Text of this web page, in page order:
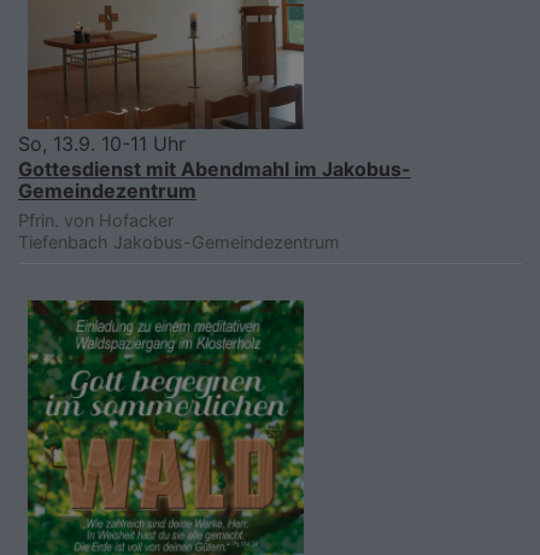
So, 13.9. 10-11 Uhr
Gottesdienst mit Abendmahl im Jakobus-
Gemeindezentrum
Pfrin. von Hofacker
Tiefenbach Jakobus-Gemeindezentrum